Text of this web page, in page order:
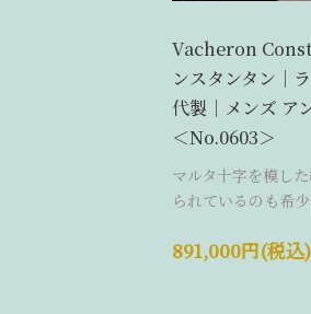
Vacheron
ンスタンタン｜
代製｜メンズ ア
＜No.0603＞
マルタ十字を模し
られているのも希
891,000円(税込)